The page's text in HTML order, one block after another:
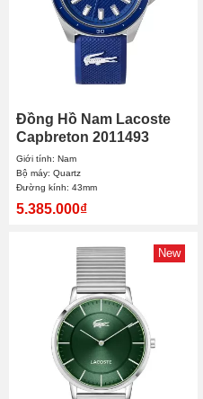
Đồng Hồ Nam Lacoste
Capbreton 2011493
43mm
Giới tính: Nam
Bộ máy: Quartz
Đường kính: 43mm
5.385.000₫
New